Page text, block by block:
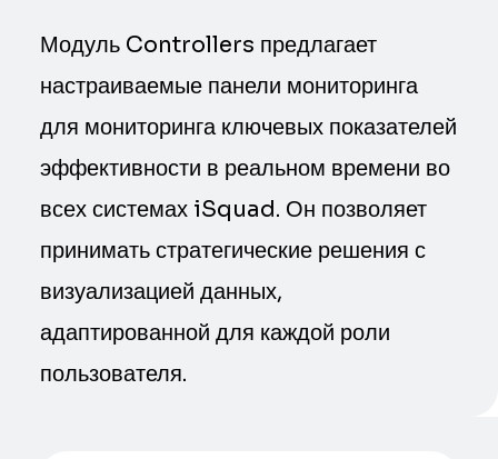
Модуль Controllers предлагает
настраиваемые панели мониторинга
для мониторинга ключевых показателей
эффективности в реальном времени во
всех системах iSquad. Он позволяет
принимать стратегические решения с
визуализацией данных,
адаптированной для каждой роли
пользователя.